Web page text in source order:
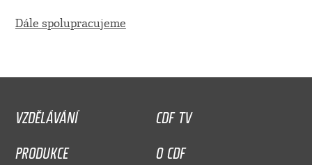
Dále spolupracujeme
VZDĚLÁVÁNÍ
CDF TV
PRODUKCE
O CDF